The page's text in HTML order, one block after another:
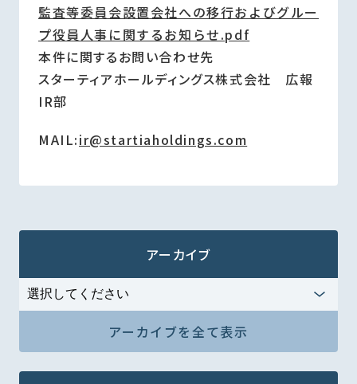
監査等委員会設置会社への移行およびグルー
プ役員人事に関するお知らせ.pdf
本件に関するお問い合わせ先
スターティアホールディングス株式会社 広報
IR部
MAIL:ir@startiaholdings.com
アーカイブ
アーカイブを全て表示